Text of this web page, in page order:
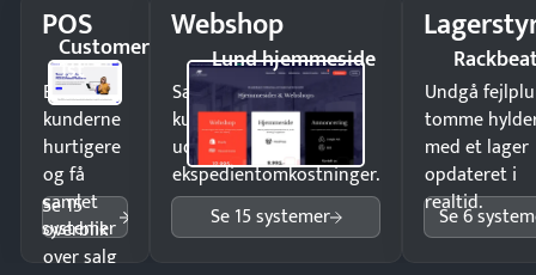
POS
Customer
1st
Ekspedér
kunderne
hurtigere
og få
samlet
overblik
over salg
Se 15
systemer
Webshop
Lund hjemmeside
Sælg produkter 24/7 til
kunder i hele landet
uden
ekspedientomkostninger.
Se 15 systemer
Undgå
tomme
med et lager
opdateret i
realtid.
Se 6